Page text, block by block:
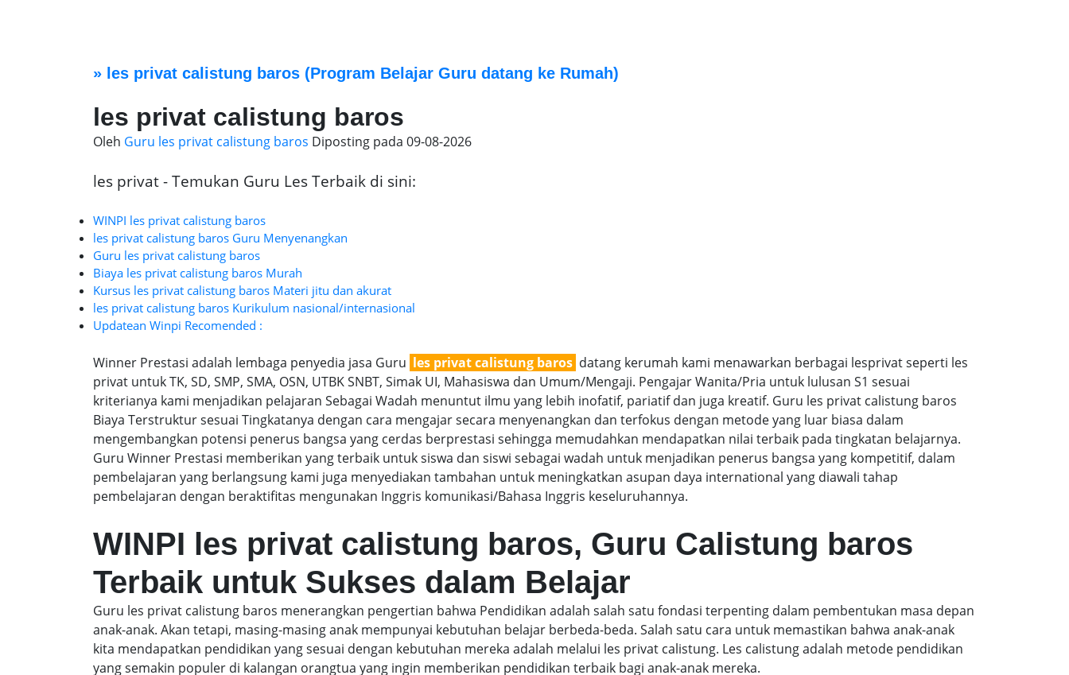
» les privat calistung baros (Program Belajar Guru datang ke Rumah)
les privat calistung baros
Oleh Guru les privat calistung baros Diposting pada 09-08-2026
les privat - Temukan Guru Les Terbaik di sini:
WINPI les privat calistung baros
les privat calistung baros Guru Menyenangkan
Guru les privat calistung baros
Biaya les privat calistung baros Murah
Kursus les privat calistung baros Materi jitu dan akurat
les privat calistung baros Kurikulum nasional/internasional
Updatean Winpi Recomended :
Winner Prestasi adalah lembaga penyedia jasa Guru les privat calistung baros datang kerumah kami menawarkan berbagai lesprivat seperti les
privat untuk TK, SD, SMP, SMA, OSN, UTBK SNBT, Simak UI, Mahasiswa dan Umum/Mengaji. Pengajar Wanita/Pria untuk lulusan S1 sesuai
kriterianya kami menjadikan pelajaran Sebagai Wadah menuntut ilmu yang lebih inofatif, pariatif dan juga kreatif. Guru les privat calistung baros
Biaya Terstruktur sesuai Tingkatanya dengan cara mengajar secara menyenangkan dan terfokus dengan metode yang luar biasa dalam
mengembangkan potensi penerus bangsa yang cerdas berprestasi sehingga memudahkan mendapatkan nilai terbaik pada tingkatan belajarnya.
Guru Winner Prestasi memberikan yang terbaik untuk siswa dan siswi sebagai wadah untuk menjadikan penerus bangsa yang kompetitif, dalam
pembelajaran yang berlangsung kami juga menyediakan tambahan untuk meningkatkan asupan daya international yang diawali tahap
pembelajaran dengan beraktifitas mengunakan Inggris komunikasi/Bahasa Inggris keseluruhannya.
WINPI les privat calistung baros, Guru Calistung baros
Terbaik untuk Sukses dalam Belajar
Guru les privat calistung baros menerangkan pengertian bahwa Pendidikan adalah salah satu fondasi terpenting dalam pembentukan masa depan
anak-anak. Akan tetapi, masing-masing anak mempunyai kebutuhan belajar berbeda-beda. Salah satu cara untuk memastikan bahwa anak-anak
kita mendapatkan pendidikan yang sesuai dengan kebutuhan mereka adalah melalui les privat calistung. Les calistung adalah metode pendidikan
yang semakin populer di kalangan orangtua yang ingin memberikan pendidikan terbaik bagi anak-anak mereka.